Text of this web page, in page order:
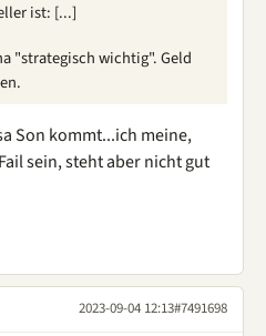
ist: [...]
"strategisch wichtig". Geld
Son kommt...ich meine,
sein, steht aber nicht gut
2023-09-04 12:13#7491698